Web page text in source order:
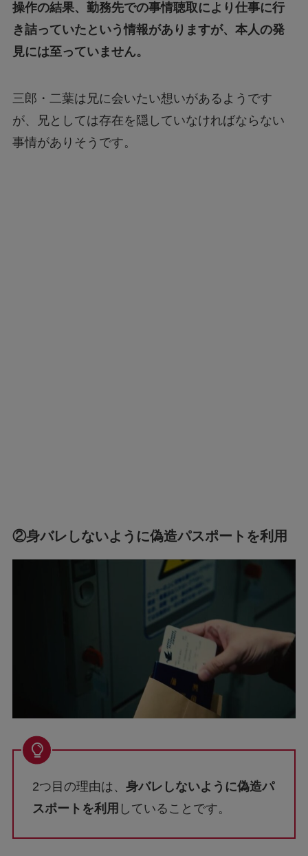
操作の結果、勤務先での事情聴取により仕事に行
き詰っていたという情報がありますが、本人の発
見には至っていません。
三郎・二葉は兄に会いたい想いがあるようです
が、兄としては存在を隠していなければならない
事情がありそうです。
②身バレしないように偽造パスポートを利用
2つ目の理由は、 身バレしないように偽造パ
スポートを利用 していることです。